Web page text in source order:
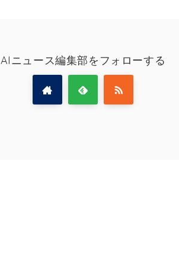
AIニュース編集部をフォローする